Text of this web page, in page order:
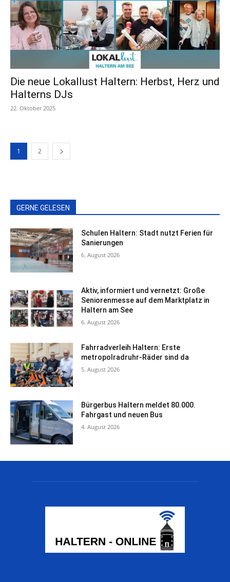
Die neue Lokallust Haltern: Herbst, Herz und
Halterns DJs
22. Oktober 2025
1 2
GERNE GELESEN
Schulen Haltern: Stadt nutzt Ferien für
Sanierungen
6. August 2026
Aktiv, informiert und vernetzt: Große
Seniorenmesse auf dem Marktplatz in
Haltern am See
6. August 2026
Fahrradverleih Haltern: Erste
metropolradruhr-Räder sind da
5. August 2026
Bürgerbus Haltern meldet 80.000.
Fahrgast und neuen Bus
4. August 2026